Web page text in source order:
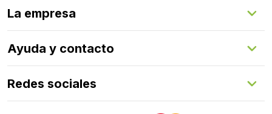
Revestimientos Interiores
Puertas
Herrajes
Gestión de servicios
Comadera Connect™
La empresa
Programa de fidelización
Ayuda y contacto
FAQs
Contacto
Redes sociales